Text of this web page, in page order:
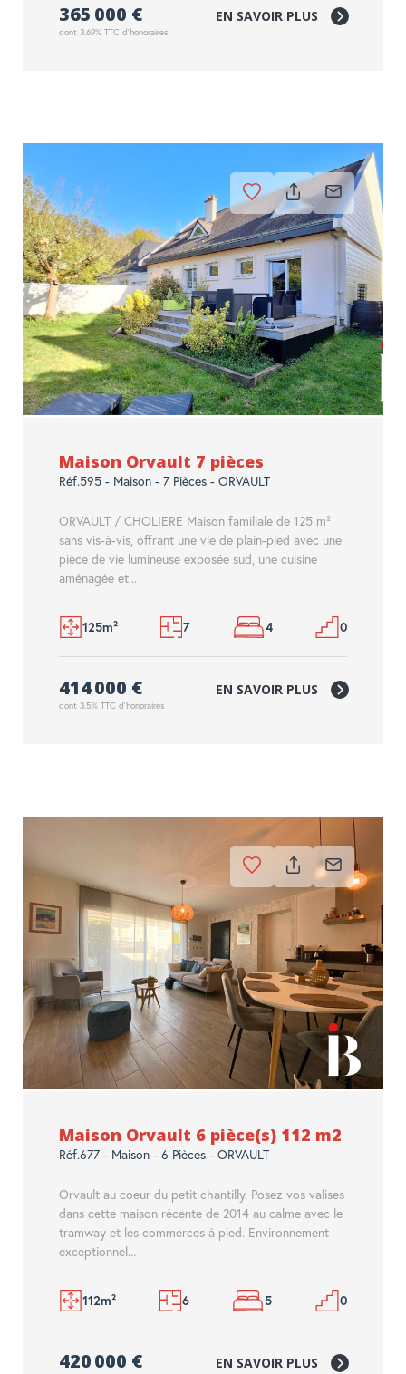
365 000 €
dont 3.69% TTC d'honoraires
EN SAVOIR PLUS
Maison Orvault 7 pièces
Réf.595 - Maison - 7 Pièces - ORVAULT
ORVAULT / CHOLIERE Maison familiale de 125 m²
sans vis-à-vis, offrant une vie de plain-pied avec une
pièce de vie lumineuse exposée sud, une cuisine
aménagée et...
125m² 7 4 0
414 000 €
dont 3.5% TTC d'honoraires
EN SAVOIR PLUS
Maison Orvault 6 pièce(s) 112 m2
Réf.677 - Maison - 6 Pièces - ORVAULT
Orvault au coeur du petit chantilly. Posez vos valises
dans cette maison récente de 2014 au calme avec le
tramway et les commerces à pied. Environnement
exceptionnel...
112m² 6 5 0
420 000 € EN SAVOIR PLUS